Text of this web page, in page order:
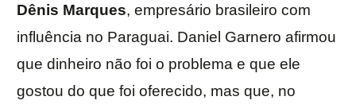
Dênis Marques, empresário brasileiro com
influência no Paraguai. Daniel Garnero afirmou
que dinheiro não foi o problema e que ele
gostou do que foi oferecido, mas que, no